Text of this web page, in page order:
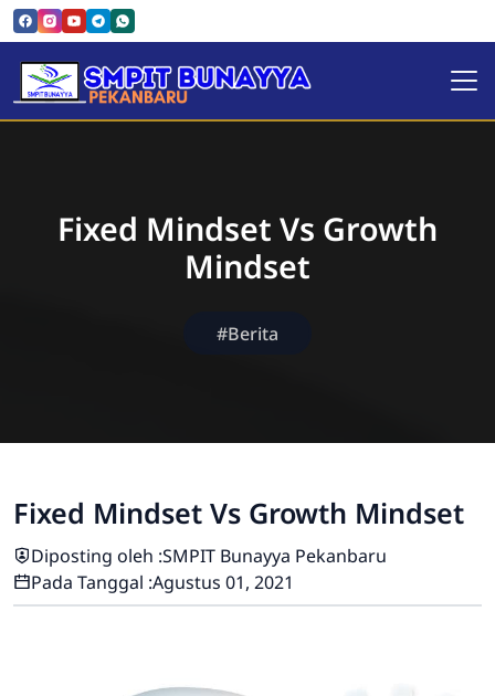
SMPIT Bunayya Pekanbaru
Fixed Mindset Vs Growth
Mindset
#Berita
Fixed Mindset Vs Growth Mindset
Diposting oleh :SMPIT Bunayya Pekanbaru
Pada Tanggal :Agustus 01, 2021